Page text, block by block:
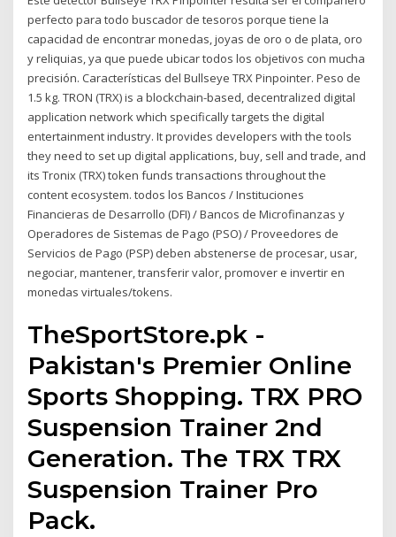
perfecto para todo buscador de tesoros porque tiene la
capacidad de encontrar monedas, joyas de oro o de plata, oro
y reliquias, ya que puede ubicar todos los objetivos con mucha
precisión. Características del Bullseye TRX Pinpointer. Peso de
1.5 kg. TRON (TRX) is a blockchain-based, decentralized digital
application network which specifically targets the digital
entertainment industry. It provides developers with the tools
they need to set up digital applications, buy, sell and trade, and
its Tronix (TRX) token funds transactions throughout the
content ecosystem. todos los Bancos / Instituciones
Financieras de Desarrollo (DFI) / Bancos de Microfinanzas y
Operadores de Sistemas de Pago (PSO) / Proveedores de
Servicios de Pago (PSP) deben abstenerse de procesar, usar,
negociar, mantener, transferir valor, promover e invertir en
monedas virtuales/tokens.
TheSportStore.pk -
Pakistan's Premier Online
Sports Shopping. TRX PRO
Suspension Trainer 2nd
Generation. The TRX TRX
Suspension Trainer Pro
Pack.